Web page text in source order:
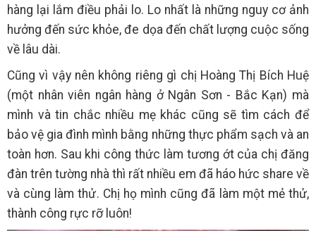
hàng lại lắm điều phải lo. Lo nhất là những nguy cơ ảnh
hưởng đến sức khỏe, đe dọa đến chất lượng cuộc sống
về lâu dài.
Cũng vì vậy nên không riêng gì chị Hoàng Thị Bích Huệ
(một nhân viên ngân hàng ở Ngân Sơn - Bắc Kạn) mà
mình và tin chắc nhiều mẹ khác cũng sẽ tìm cách để
bảo vệ gia đình mình bằng những thực phẩm sạch và an
toàn hơn. Sau khi công thức làm tương ớt của chị đăng
đàn trên tường nhà thì rất nhiều em đã háo hức share về
và cùng làm thử. Chị họ mình cũng đã làm một mẻ thử,
thành công rực rỡ luôn!